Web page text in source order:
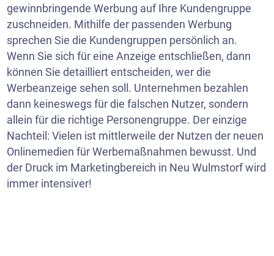
gewinnbringende Werbung auf Ihre Kundengruppe
zuschneiden. Mithilfe der passenden Werbung
sprechen Sie die Kundengruppen persönlich an.
Wenn Sie sich für eine Anzeige entschließen, dann
können Sie detailliert entscheiden, wer die
Werbeanzeige sehen soll. Unternehmen bezahlen
dann keineswegs für die falschen Nutzer, sondern
allein für die richtige Personengruppe. Der einzige
Nachteil: Vielen ist mittlerweile der Nutzen der neuen
Onlinemedien für Werbemaßnahmen bewusst. Und
der Druck im Marketingbereich in Neu Wulmstorf wird
immer intensiver!